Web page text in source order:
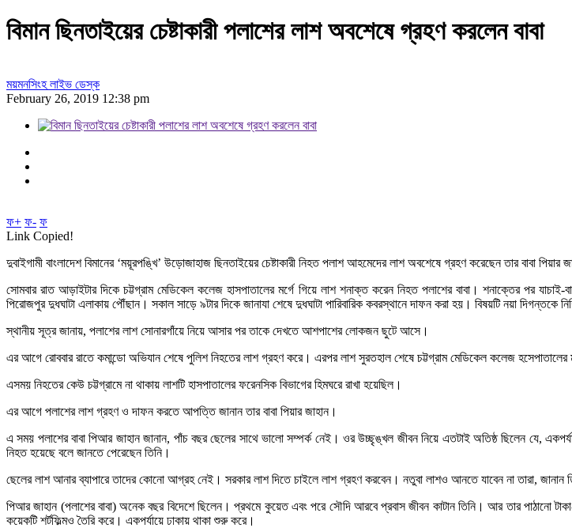
বিমান ছিনতাইয়ের চেষ্টাকারী পলাশের লাশ অবশেষে গ্রহণ করলেন বাবা
ময়মনসিংহ লাইভ ডেস্ক
February 26, 2019 12:38 pm
ফ+ ফ- ফ
Link Copied!
দুবাইগামী বাংলাদেশ বিমানের ‘ময়ূরপঙ্খি’ উড়োজাহাজ ছিনতাইয়ের চেষ্টাকারী নিহত পলাশ আহমেদের লাশ অবশেষে গ্রহণ করেছেন তার বাবা পিয়ার
সোমবার রাত আড়াইটার দিকে চট্টগ্রাম মেডিকেল কলেজ হাসপাতালের মর্গে গিয়ে লাশ শনাক্ত করেন নিহত পলাশের বাবা। শনাক্তের পর
পিরোজপুর দুধঘাটা এলাকায় পৌঁছান। সকাল সাড়ে ৯টার দিকে জানাযা শেষে দুধঘাটা পারিবারিক কবরস্থানে দাফন করা হয়। বিষয়টি নয়া দিগন্তকে
স্থানীয় সূত্র জানায়, পলাশের লাশ সোনারগাঁয়ে নিয়ে আসার পর তাকে দেখতে আশপাশের লোকজন ছুটে আসে।
এর আগে রোববার রাতে কমান্ডো অভিযান শেষে পুলিশ নিহতের লাশ গ্রহণ করে। এরপর লাশ সুরতহাল শেষে চট্টগ্রাম মেডিকেল কলেজ হসেপাতালের
এসময় নিহতের কেউ চট্টগ্রামে না থাকায় লাশটি হাসপাতালের ফরেনসিক বিভাগের হিমঘরে রাখা হয়েছিল।
এর আগে পলাশের লাশ গ্রহণ ও দাফন করতে আপত্তি জানান তার বাবা পিয়ার জাহান।
এ সময় পলাশের বাবা পিআর জাহান জানান, পাঁচ বছর ছেলের সাথে ভালো সম্পর্ক নেই। ওর উচ্ছৃঙ্খল জীবন নিয়ে এতটাই অতিষ্ঠ ছিলেন যে,
নিহত হয়েছে বলে জানতে পেরেছেন তিনি।
ছেলের লাশ আনার ব্যাপারে তাদের কোনো আগ্রহ নেই। সরকার লাশ দিতে চাইলে লাশ গ্রহণ করবেন। নতুবা লাশও আনতে যাবেন না তারা, জানান
পিআর জাহান (পলাশের বাবা) অনেক বছর বিদেশে ছিলেন। প্রথমে কুয়েত এবং পরে সৌদি আরবে প্রবাস জীবন কাটান তিনি। আর তার পাঠানো
কয়েকটি শর্টফিল্মও তৈরি করে। একপর্যায়ে ঢাকায় থাকা শুরু করে।